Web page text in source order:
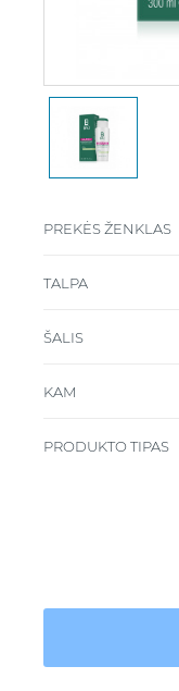
PREKĖS ŽENKLAS
TALPA
ŠALIS
KAM
PRODUKTO TIPAS